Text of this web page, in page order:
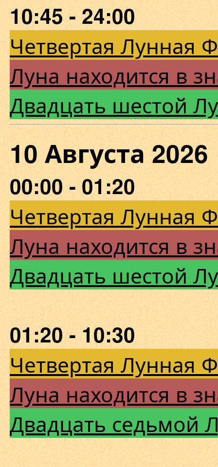
10:45 - 24:00
Четвертая Лунная
Луна находится в
Двадцать шестой
10 Августа
00:00 - 01:20
Четвертая Лунная
Луна находится в
Двадцать шестой
01:20 - 10:30
Четвертая Лунная
Луна находится в
Двадцать седьмой